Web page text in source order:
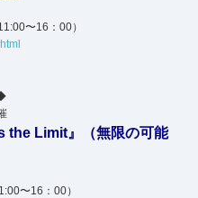
〜16：00）
the Limit』（無限の可能
〜16：00）